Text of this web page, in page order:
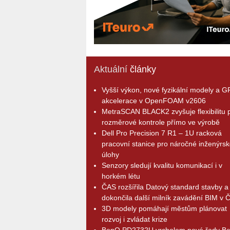
Aktuální články
Vyšší výkon, nové fyzikální modely a
akcelerace v OpenFOAM v2606
MetraSCAN BLACK2 zvyšuje flexibilitu
rozměrové kontrole přímo ve výrobě
Dell Pro Precision 7 R1 – 1U racková
pracovní stanice pro náročné
úlohy
Senzory sledují kvalitu komunikací i v
horkém létu
ČAS rozšířila Datový standard stavby a
dokončila další milník zavádění BIM v
3D modely pomáhají městům plánovat
rozvoj i zvládat krize